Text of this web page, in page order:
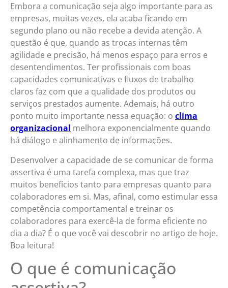
Embora a comunicação seja algo importante para as
empresas, muitas vezes, ela acaba ficando em
segundo plano ou não recebe a devida atenção. A
questão é que, quando as trocas internas têm
agilidade e precisão, há menos espaço para erros e
desentendimentos. Ter profissionais com boas
capacidades comunicativas e fluxos de trabalho
claros faz com que a qualidade dos produtos ou
serviços prestados aumente. Ademais, há outro
ponto muito importante nessa equação: o clima
organizacional melhora exponencialmente quando
há diálogo e alinhamento de informações.
Desenvolver a capacidade de se comunicar de forma
assertiva é uma tarefa complexa, mas que traz
muitos benefícios tanto para empresas quanto para
colaboradores em si. Mas, afinal, como estimular essa
competência comportamental e treinar os
colaboradores para exercê-la de forma eficiente no
dia a dia? É o que você vai descobrir no artigo de hoje.
Boa leitura!
O que é comunicação